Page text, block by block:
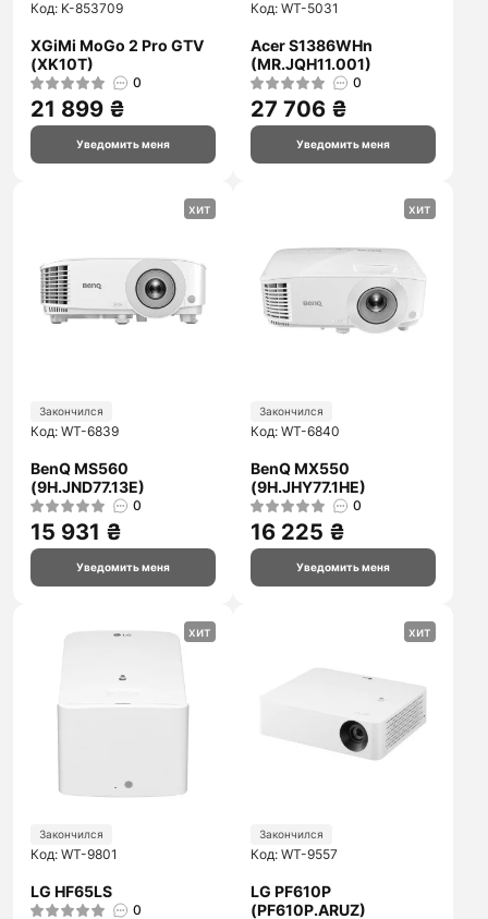
Код: K-853709
XGiMi MoGo 2 Pro GTV
(XK10T)
0
21 899 ₴
Уведомить меня
Код: WT-5031
Acer S1386WHn
(MR.JQH11.001)
0
27 706 ₴
Уведомить меня
хит
Закончился
Код: WT-6839
BenQ MS560
(9H.JND77.13E)
0
15 931 ₴
Уведомить меня
хит
Закончился
Код: WT-6840
BenQ MX550
(9H.JHY77.1HE)
0
16 225 ₴
Уведомить меня
хит
Закончился
Код: WT-9801
LG HF65LS
0
хит
Закончился
Код: WT-9557
LG PF610P
(PF610P.ARUZ)